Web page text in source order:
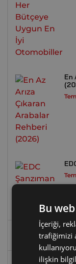
En
Bu
İçeriği,
trafiğimizi
ilişkin